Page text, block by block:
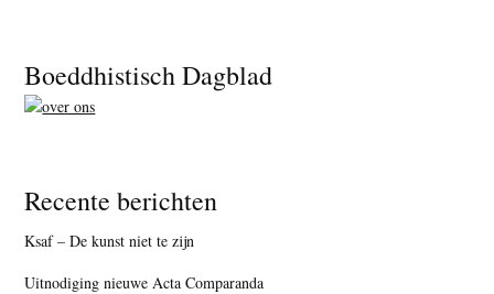
Footer
Boeddhistisch Dagblad
Recente berichten
Ksaf – De kunst niet te zijn
Uitnodiging nieuwe Acta Comparanda